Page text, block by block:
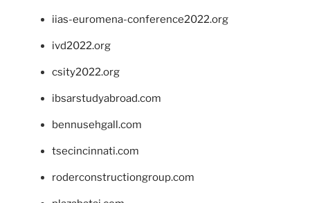
iias-euromena-conference2022.org
ivd2022.org
csity2022.org
ibsarstudyabroad.com
bennusehgall.com
tsecincinnati.com
roderconstructiongroup.com